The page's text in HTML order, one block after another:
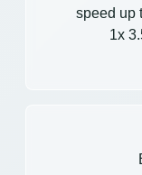
speed up
1x